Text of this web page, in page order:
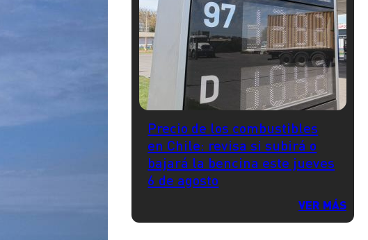
Precio de los combustibles
en Chile: revisa si subirá o
bajará la bencina este jueves
6 de agosto
VER MÁS